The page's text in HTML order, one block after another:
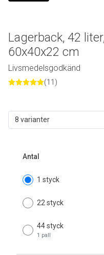
8 varianter
Antal
1 styck
22 styck
44 styck
1 pall
Lagerback, 42
60x40x22 cm
Livsmedelsgodkänd
(11)